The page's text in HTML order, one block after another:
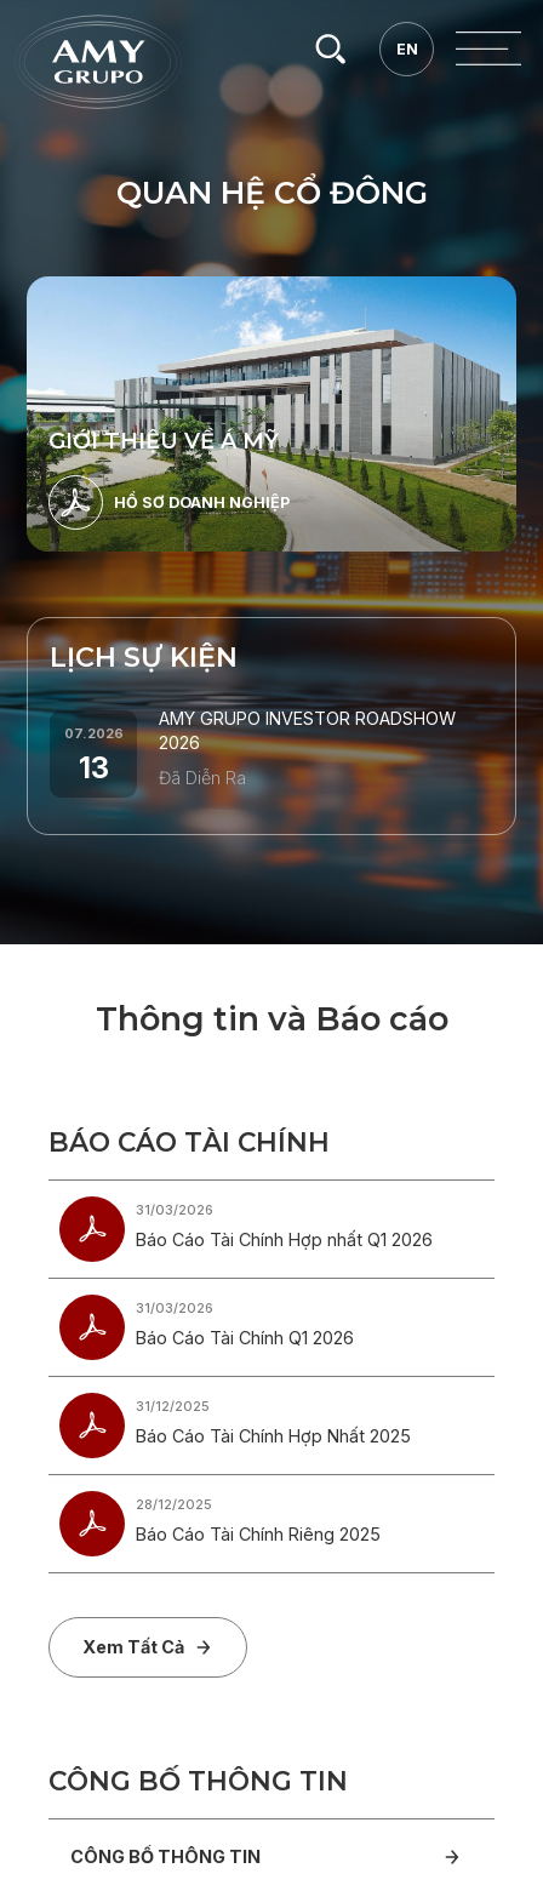
EN
QUAN HỆ CỔ ĐÔNG
GIỚI THIỆU VỀ Á MỸ
HỒ SƠ DOANH NGHIỆP
LỊCH SỰ KIỆN
07.2026
13
AMY GRUPO INVESTOR ROADSHOW
2026
Đã Diễn Ra
Thông tin và Báo cáo
BÁO CÁO TÀI CHÍNH
31/03/2026
Báo Cáo Tài Chính Hợp nhất Q1 2026
31/03/2026
Báo Cáo Tài Chính Q1 2026
31/12/2025
Báo Cáo Tài Chính Hợp Nhất 2025
28/12/2025
Báo Cáo Tài Chính Riêng 2025
Xem Tất Cả
CÔNG BỐ THÔNG TIN
CÔNG BỐ THÔNG TIN
Tìm